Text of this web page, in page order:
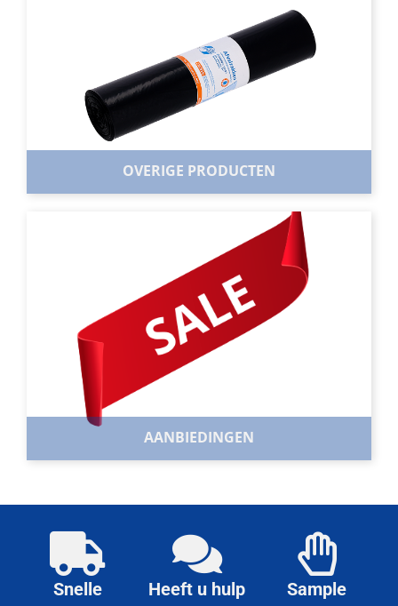
BEKIJK ASSORTIMENT
OVERIGE PRODUCTEN
Ons assortiment hebben wij uitgebreid met overige
artikelen. Van vuilniszak tot desinfectiemiddel.
BEKIJK ASSORTIMENT
AANBIEDINGEN
deze artikelen ook op palletniveau te krijgen.
BEKIJK ASSORTIMENT
Snelle
Heeft u hulp
Sample